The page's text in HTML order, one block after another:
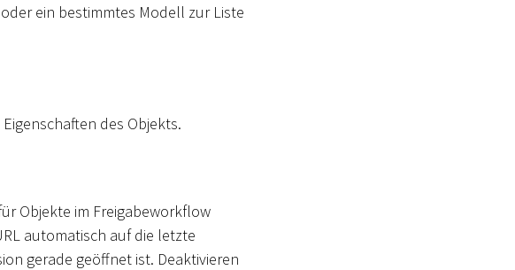
ein bestimmtes Modell zur Liste
des Objekts.
Objekte im Freigabeworkflow
automatisch auf die letzte
gerade geöffnet ist. Deaktivieren